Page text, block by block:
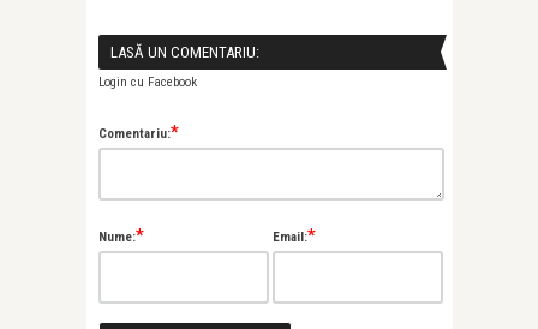
LASĂ UN COMENTARIU:
Login cu Facebook
Comentariu:*
Nume:* Email:*